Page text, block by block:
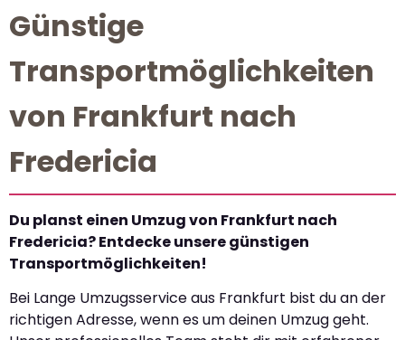
Günstige
Transportmöglichkeiten
von Frankfurt nach
Fredericia
Du planst einen Umzug von Frankfurt nach
Fredericia? Entdecke unsere günstigen
Transportmöglichkeiten!
Bei Lange Umzugsservice aus Frankfurt bist du an der
richtigen Adresse, wenn es um deinen Umzug geht.